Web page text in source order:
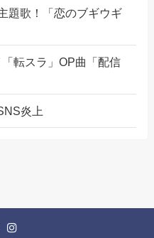
題歌！「恋のブギウギ
転スラ」OP曲「配信
炎上